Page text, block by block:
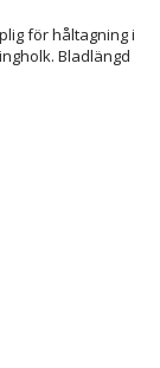
för håltagning i
Bladlängd